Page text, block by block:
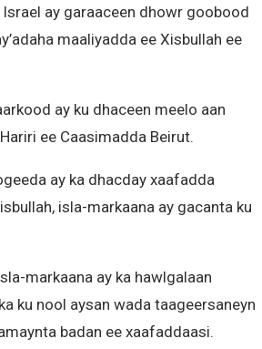
ay garaaceen dhowr goobood
maaliyadda ee Xisbullah ee
ay ku dhaceen meelo aan
ee Caasimadda Beirut.
ay ka dhacday xaafadda
isla-markaana ay gacanta ku
markaana ay ka hawlgalaan
ku nool aysan wada taageersaneyn
badan ee xaafaddaasi.